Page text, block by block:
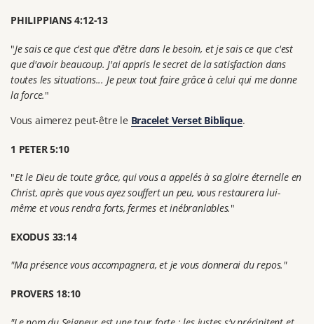
PHILIPPIANS 4:12-13
"Je sais ce que c'est que d'être dans le besoin, et je sais ce que c'est
que d'avoir beaucoup. J'ai appris le secret de la satisfaction dans
toutes les situations... Je peux tout faire grâce à celui qui me donne
la force."
Vous aimerez peut-être le Bracelet Verset Biblique.
1 PETER 5:10
"Et le Dieu de toute grâce, qui vous a appelés à sa gloire éternelle en
Christ, après que vous ayez souffert un peu, vous restaurera lui-
même et vous rendra forts, fermes et inébranlables."
EXODUS 33:14
"Ma présence vous accompagnera, et je vous donnerai du repos."
PROVERS 18:10